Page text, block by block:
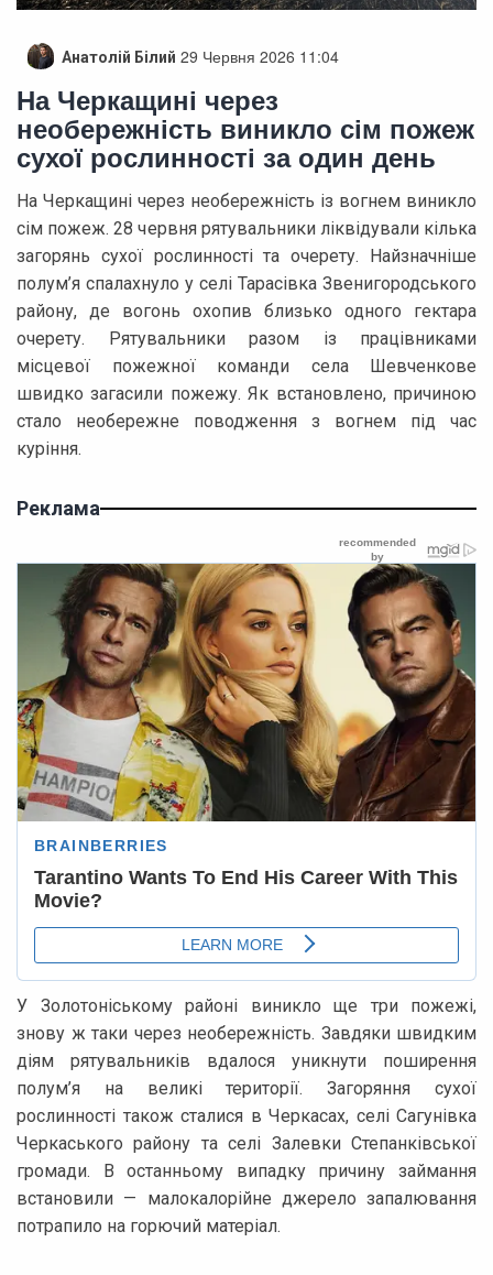
Анатолій Білий 29 Червня 2026 11:04
На Черкащині через
необережність виникло сім пожеж
сухої рослинності за один день
На Черкащині через необережність із вогнем виникло
сім пожеж. 28 червня рятувальники ліквідували кілька
загорянь сухої рослинності та очерету. Найзначніше
полум’я спалахнуло у селі Тарасівка Звенигородського
району, де вогонь охопив близько одного гектара
очерету. Рятувальники разом із працівниками
місцевої пожежної команди села Шевченкове
швидко загасили пожежу. Як встановлено, причиною
стало необережне поводження з вогнем під час
куріння.
Реклама
У Золотоніському районі виникло ще три пожежі,
знову ж таки через необережність. Завдяки швидким
діям рятувальників вдалося уникнути поширення
полум’я на великі території. Загоряння сухої
рослинності також сталися в Черкасах, селі Сагунівка
Черкаського району та селі Залевки Степанківської
громади. В останньому випадку причину займання
встановили — малокалорійне джерело запалювання
потрапило на горючий матеріал.